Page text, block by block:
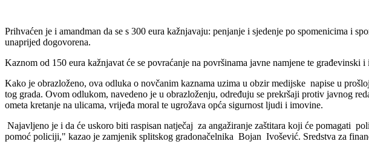
Prihvaćen je i amandman da se s 300 eura kažnjavaju: penjanje i sjedenje po spomenicima i
unaprijed dogovorena.
Kaznom od 150 eura kažnjavat će se povraćanje na površinama javne namjene te
Kako je obrazloženo, ova odluka o novčanim kaznama uzima u obzir medijske napise u
tog grada. Ovom odlukom, navedeno je u obrazloženju, određuju se prekršaji protiv javnog
ometa kretanje na ulicama, vrijeđa moral te ugrožava opća sigurnost ljudi i imovine.
Najavljeno je i da će uskoro biti raspisan natječaj za angažiranje zaštitara koji će pomagati
pomoć policiji," kazao je zamjenik splitskog gradonačelnika Bojan Ivošević. Sredstva za